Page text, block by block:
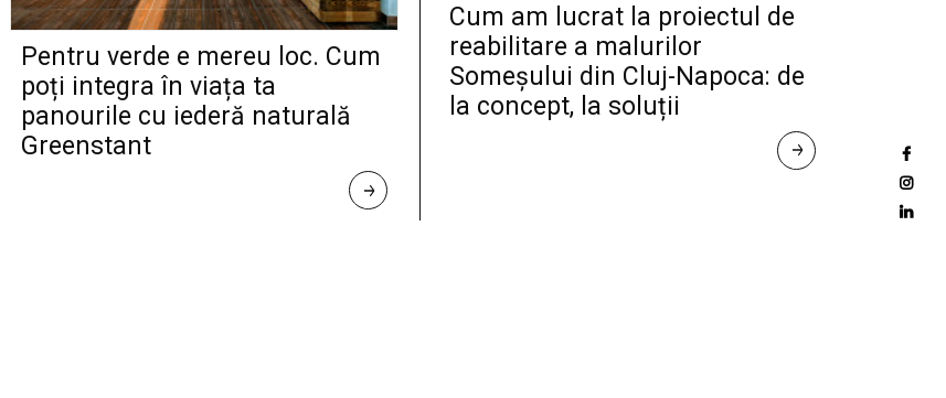
Pentru verde e mereu loc. Cum
poți integra în viața ta
panourile cu iederă naturală
Greenstant
R
E
Cum am lucrat la proiectul de
reabilitare a malurilor
Someșului din Cluj-Napoca: de
la concept, la soluții
R